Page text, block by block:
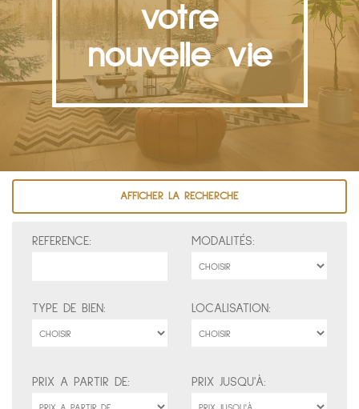
votre
nouvelle vie
AFFICHER LA RECHERCHE
REFERENCE: MODALITÉS:
TYPE DE BIEN: LOCALISATION:
PRIX A PARTIR DE: PRIX JUSQU'À: